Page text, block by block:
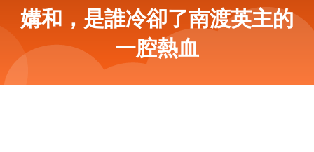
媾和，是誰冷卻了南渡英主的
一腔熱血